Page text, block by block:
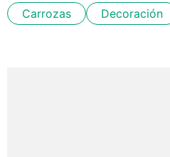
Carrozas Decoración